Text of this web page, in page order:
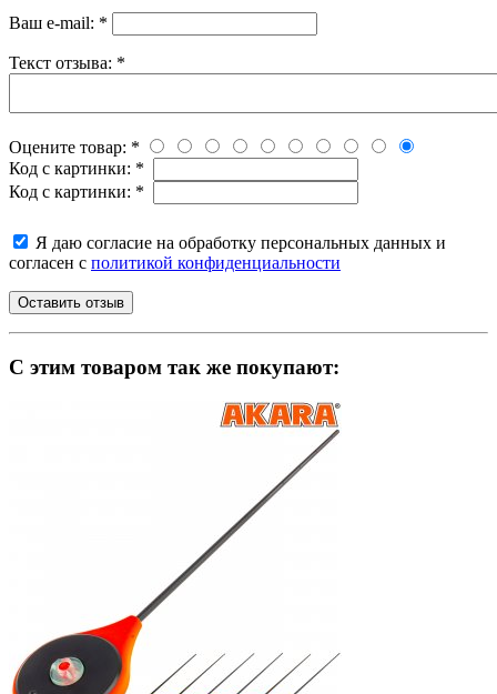
Ваш e-mail: *
Текст отзыва: *
Оцените товар: *
Код с картинки: *
Код с картинки: *
Я даю согласие на обработку персональных данных и
согласен с политикой конфиденциальности
C этим товаром так же покупают: